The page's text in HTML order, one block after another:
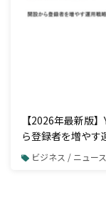
【2026年最新版
ら登録者を増やす
ビジネス / ニュース